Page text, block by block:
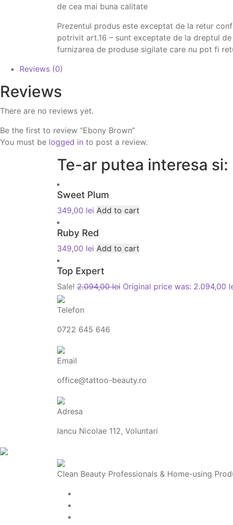
de cea mai buna calitate
Prezentul produs este exceptat de la retur
potrivit art.16 – sunt exceptate de la dreptul
furnizarea de produse sigilate care nu pot fi
Reviews (0)
Reviews
There are no reviews yet.
Be the first to review “Ebony Brown”
You must be logged in to post a review.
Te-ar putea interesa si:
Sweet Plum
349,00 lei Add to cart
Ruby Red
349,00 lei Add to cart
Top Expert
Sale! 2.094,00lei Original price was: 2.094,00
Telefon
0722 645 646
Email
office@tattoo-beauty.ro
Adresa
Iancu Nicolae 112, Voluntari
Clean Beauty Professionals & Home-using